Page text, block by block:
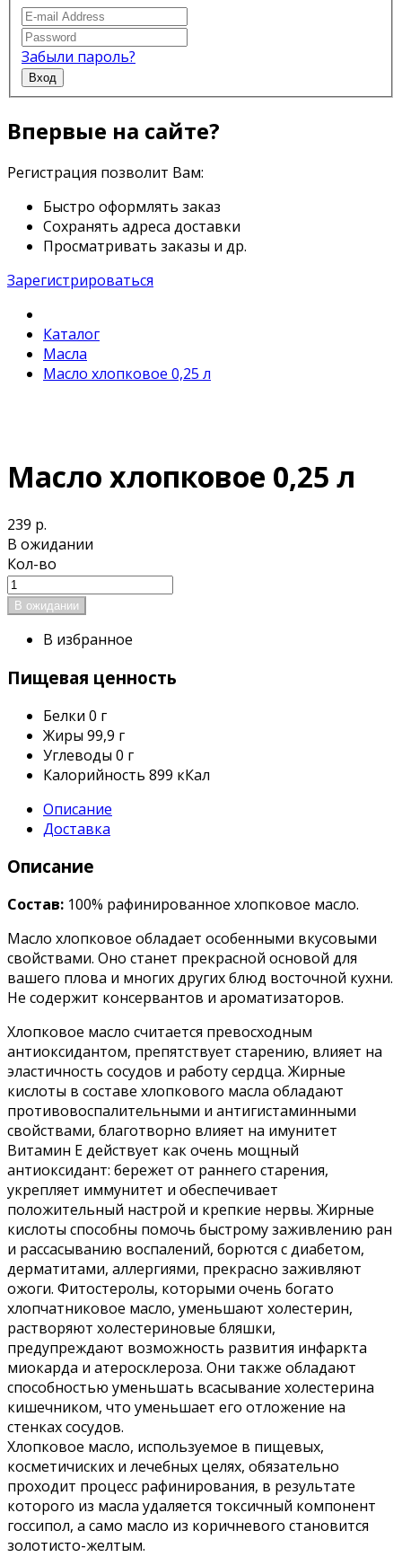
Забыли пароль?
Вход
Впервые на сайте?
Регистрация позволит Вам:
Быстро оформлять заказ
Сохранять адреса доставки
Просматривать заказы и др.
Зарегистрироваться
Каталог
Масла
Масло хлопковое 0,25 л
Масло хлопковое 0,25 л
239 р.
В ожидании
Кол-во
В избранное
Пищевая ценность
Белки 0 г
Жиры 99,9 г
Углеводы 0 г
Калорийность 899 кКал
Описание
Доставка
Описание
Состав: 100% рафинированное хлопковое масло.
Масло хлопковое обладает особенными вкусовыми
свойствами. Оно станет прекрасной основой для
вашего плова и многих других блюд восточной кухни.
Не содержит консервантов и ароматизаторов.
Хлопковое масло считается превосходным
антиоксидантом, препятствует старению, влияет на
эластичность сосудов и работу сердца. Жирные
кислоты в составе хлопкового масла обладают
противовоспалительными и антигистаминными
свойствами, благотворно влияет на имунитет
Витамин Е действует как очень мощный
антиоксидант: бережет от раннего старения,
укрепляет иммунитет и обеспечивает
положительный настрой и крепкие нервы. Жирные
кислоты способны помочь быстрому заживлению ран
и рассасыванию воспалений, борются с диабетом,
дерматитами, аллергиями, прекрасно заживляют
ожоги. Фитостеролы, которыми очень богато
хлопчатниковое масло, уменьшают холестерин,
растворяют холестериновые бляшки,
предупреждают возможность развития инфаркта
миокарда и атеросклероза. Они также обладают
способностью уменьшать всасывание холестерина
кишечником, что уменьшает его отложение на
стенках сосудов.
Хлопковое масло, используемое в пищевых,
косметичиских и лечебных целях, обязательно
проходит процесс рафинирования, в результате
которого из масла удаляется токсичный компонент
госсипол, а само масло из коричневого становится
золотисто-желтым.